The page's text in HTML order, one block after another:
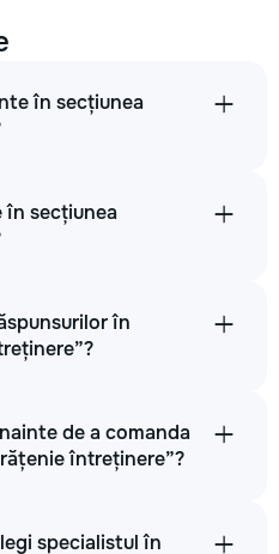
în secțiunea
în secțiunea
în
de a comanda
întreținere”?
specialistul în